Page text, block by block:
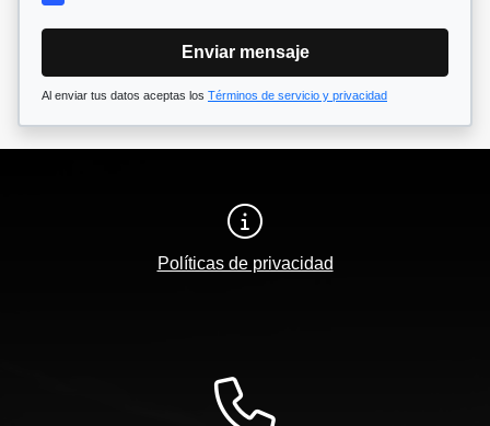
Enviar mensaje
Al enviar tus datos aceptas los Términos de servicio y privacidad
Políticas de privacidad